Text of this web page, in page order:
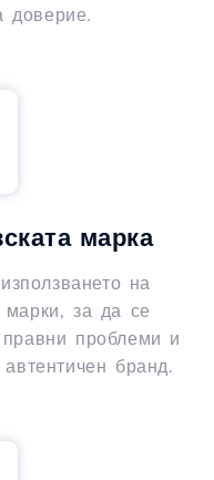
доверие.
марка
на
марки, за да се
правни проблеми и
бранд.